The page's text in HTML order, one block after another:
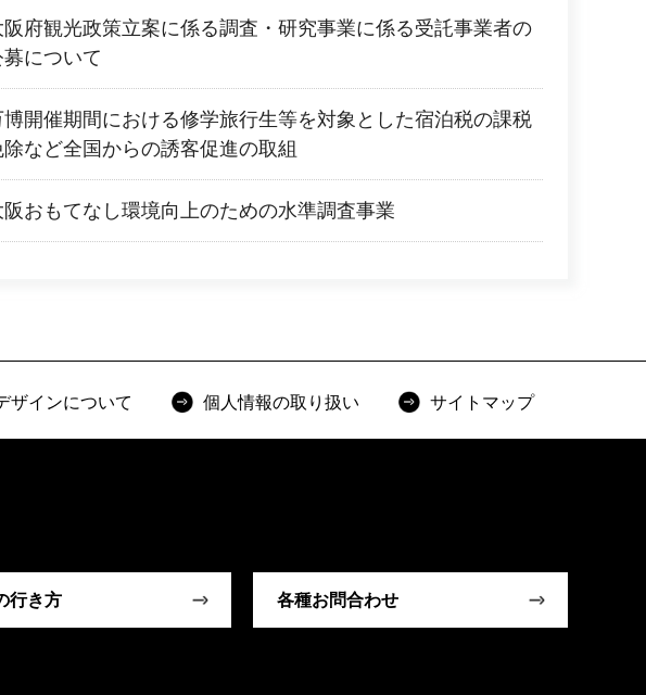
阪府観光政策立案に係る調査・研究事業に係る受託事業者の
募について
博開催期間における修学旅行生等を対象とした宿泊税の課税
除など全国からの誘客促進の取組
阪おもてなし環境向上のための水準調査事業
ザインについて 個人情報の取り扱い サイトマップ
行き方 各種お問合わせ